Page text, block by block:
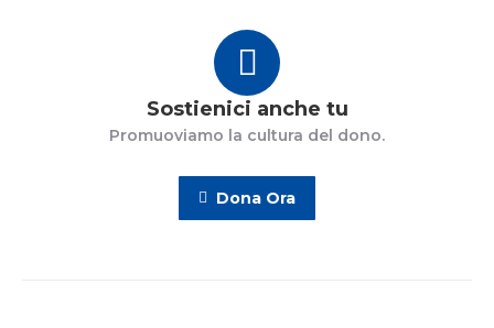
Sostienici anche tu
Promuoviamo la cultura del dono.
Dona Ora